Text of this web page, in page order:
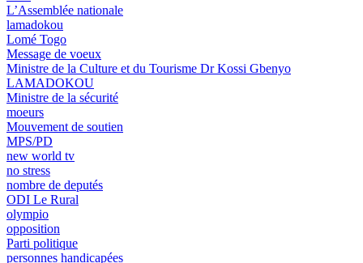
L’Assemblée nationale
lamadokou
Lomé Togo
Message de voeux
Ministre de la Culture et du Tourisme Dr Kossi Gbenyo
LAMADOKOU
Ministre de la sécurité
moeurs
Mouvement de soutien
MPS/PD
new world tv
no stress
nombre de deputés
ODI Le Rural
olympio
opposition
Parti politique
personnes handicapées